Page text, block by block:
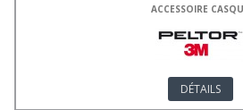
ACCESSOIRE
DÉTAILS